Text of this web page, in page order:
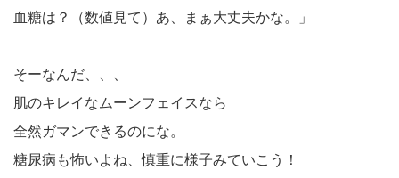
血糖は？（数値見て）あ、まぁ大丈夫かな。」
そーなんだ、、、
肌のキレイなムーンフェイスなら
全然ガマンできるのにな。
糖尿病も怖いよね、慎重に様子みていこう！